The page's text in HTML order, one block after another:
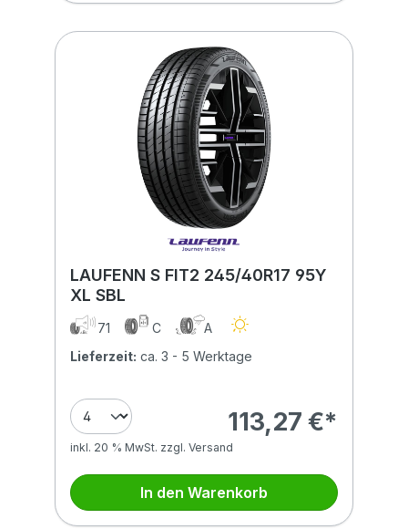
LAUFENN S FIT2 245/40R17 95Y
XL SBL
71 C
A
Lieferzeit: ca. 3 - 5 Werktage
113,27 €*
inkl. 20 % MwSt. zzgl. Versand
In den Warenkorb